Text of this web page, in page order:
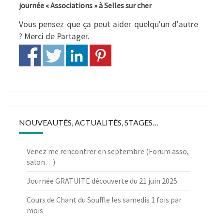
journée « Associations » à Selles sur cher
Vous pensez que ça peut aider quelqu'un d'autre
? Merci de Partager.
NOUVEAUTÉS, ACTUALITÉS, STAGES…
Venez me rencontrer en septembre (Forum asso,
salon…)
Journée GRATUITE découverte du 21 juin 2025
Cours de Chant du Souffle les samedis 1 fois par
mois